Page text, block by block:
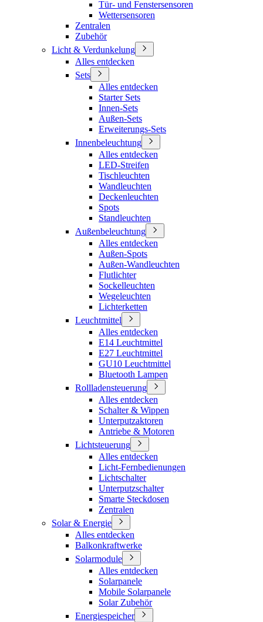
Tür- und Fenstersensoren
Wettersensoren
Zentralen
Zubehör
Licht & Verdunkelung
Alles entdecken
Sets
Alles entdecken
Starter Sets
Innen-Sets
Außen-Sets
Erweiterungs-Sets
Innenbeleuchtung
Alles entdecken
LED-Streifen
Tischleuchten
Wandleuchten
Deckenleuchten
Spots
Standleuchten
Außenbeleuchtung
Alles entdecken
Außen-Spots
Außen-Wandleuchten
Flutlichter
Sockelleuchten
Wegeleuchten
Lichterketten
Leuchtmittel
Alles entdecken
E14 Leuchtmittel
E27 Leuchtmittel
GU10 Leuchtmittel
Bluetooth Lampen
Rollladensteuerung
Alles entdecken
Schalter & Wippen
Unterputzaktoren
Antriebe & Motoren
Lichtsteuerung
Alles entdecken
Licht-Fernbedienungen
Lichtschalter
Unterputzschalter
Smarte Steckdosen
Zentralen
Solar & Energie
Alles entdecken
Balkonkraftwerke
Solarmodule
Alles entdecken
Solarpanele
Mobile Solarpanele
Solar Zubehör
Energiespeicher